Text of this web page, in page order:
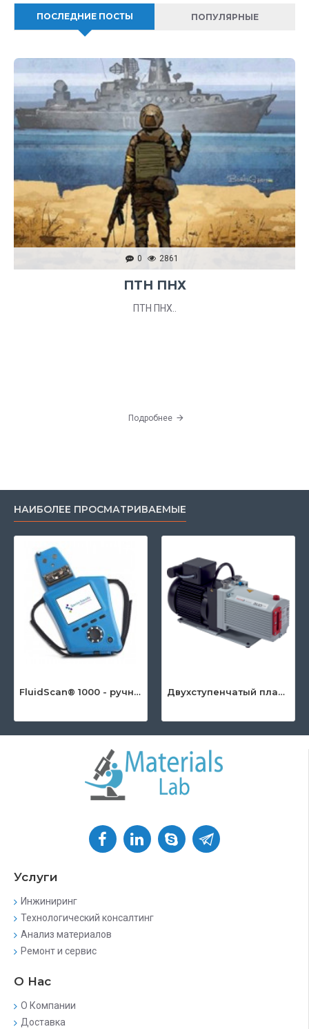
ПОСЛЕДНИЕ ПОСТЫ ПОПУЛЯРНЫЕ
0 2861
ПТН ПНХ
ПТН ПНХ..
Подробнее
НАИБОЛЕЕ ПРОСМАТРИВАЕМЫЕ
FluidScan® 1000 - ручной инфракрасный анализатор масла Двухступенчатый пластинчато-роторный насос серии DuoLine™
Услуги
Инжиниринг
Технологический консалтинг
Анализ материалов
Ремонт и сервис
О Нас
О Компании
Доставка